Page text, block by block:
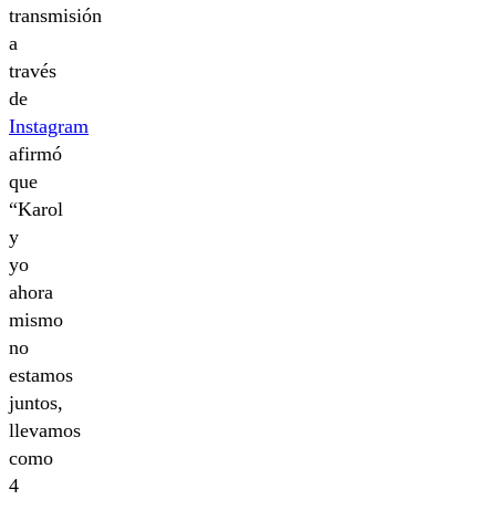
transmisión
a
través
de
Instagram
afirmó
que
“Karol
y
yo
ahora
mismo
no
estamos
juntos,
llevamos
como
4